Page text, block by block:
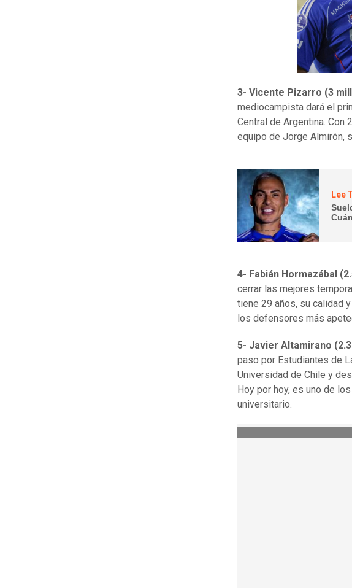
3- Vicente Pizarro (3
mediocampista dará el
Central de Argentina. Con
equipo de Jorge Almirón,
Lee
4- Fabián Hormazábal
cerrar las mejores
tiene 29 años, su calidad
los defensores más
5- Javier Altamirano
paso por Estudiantes de
Universidad de Chile y
Hoy por hoy, es uno de
universitario.